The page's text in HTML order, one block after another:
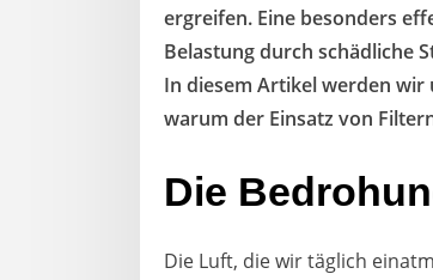
ergreifen. Eine besonders
Belastung durch schädliche
In diesem Artikel werden
warum der Einsatz von
Die
Die Luft, die wir täglich